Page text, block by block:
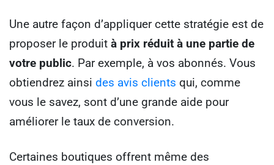
Une autre façon d’appliquer cette stratégie est de
proposer le produit à prix réduit à une partie de
votre public. Par exemple, à vos abonnés. Vous
obtiendrez ainsi des avis clients qui, comme
vous le savez, sont d’une grande aide pour
améliorer le taux de conversion.
Certaines boutiques offrent même des